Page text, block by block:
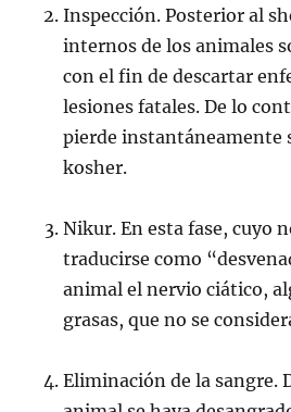
Inspección. Posterior al
internos de los animales
con el fin de descartar
lesiones fatales. De lo
pierde instantáneamente
kosher.
Nikur. En esta fase, cuyo
traducirse como
animal el nervio ciático,
grasas, que no se
Eliminación de la sangre.